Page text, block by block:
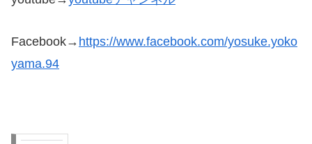
Facebook→ https://www.facebook.com/yosuke.yoko
yama.94